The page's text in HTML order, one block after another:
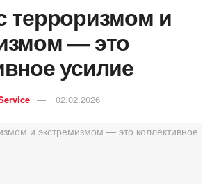
терроризмом и
— это
усилие
02.02.2026